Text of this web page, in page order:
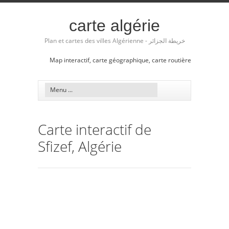
carte algérie
Plan et cartes des villes Algérienne - خريطة الجزائر
Map interactif, carte géographique, carte routière
Carte interactif de
Sfizef, Algérie